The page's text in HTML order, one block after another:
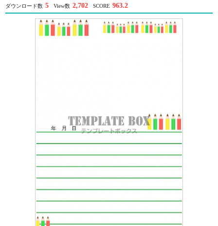
ダウンロード数 5 View数 2,702 SCORE 963.2